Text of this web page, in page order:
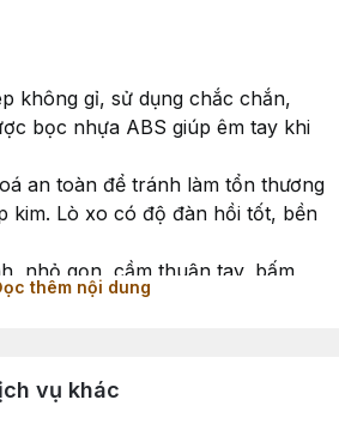
không gỉ, sử dụng chắc chắn,
bọc nhựa ABS giúp êm tay khi
an toàn để tránh làm tổn thương
kim. Lò xo có độ đàn hồi tốt, bền
nhỏ gọn, cầm thuận tay, bấm
và dễ dàng.
thêm nội dung
vụ khác